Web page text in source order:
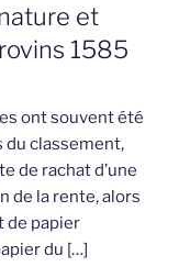
et
1585
ont souvent été
du classement,
de rachat d’une
de la rente, alors
de papier
du […]